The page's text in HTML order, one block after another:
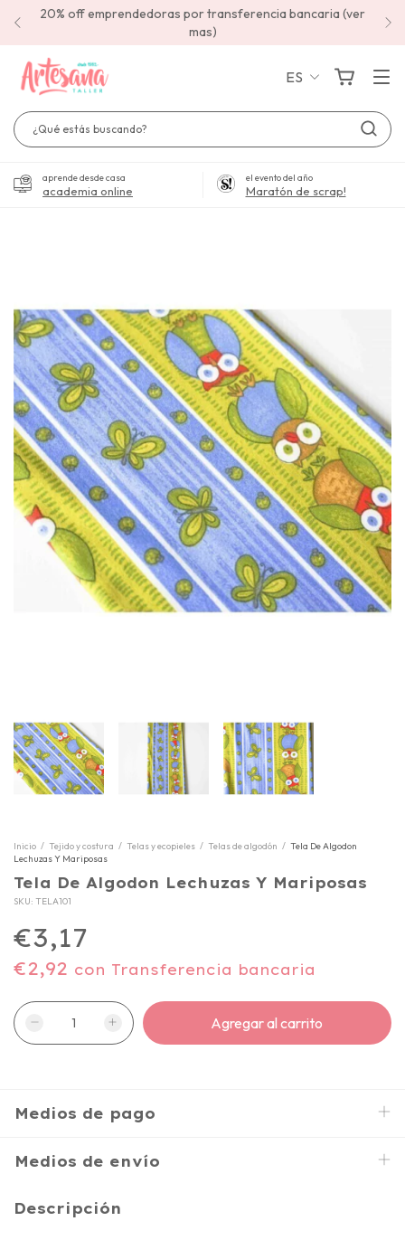
20% off emprendedoras por transferencia bancaria (ver
mas)
ES
aprende desde casa
academia online
el evento del año
Maratón de scrap!
Inicio / Tejido y costura / Telas y ecopieles / Telas de algodón / Tela De Algodon
Lechuzas Y Mariposas
Tela De Algodon Lechuzas Y Mariposas
SKU: TELA101
€3,17
€2,92 con Transferencia bancaria
Medios de pago
Medios de envío
Descripción